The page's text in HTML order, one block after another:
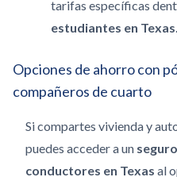
tarifas específicas
estudiantes en Texas.
Opciones de ahorro con
compañeros de cuarto
Si compartes vivienda y
puedes acceder a un
conductores en Texas al